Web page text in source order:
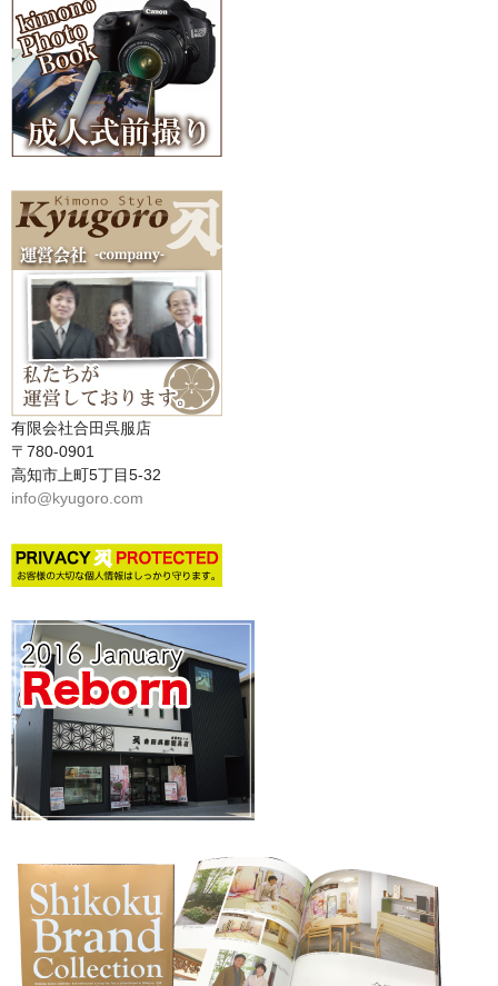
有限会社合田呉服店
〒780-0901
高知市上町5丁目5-32
info@kyugoro.com